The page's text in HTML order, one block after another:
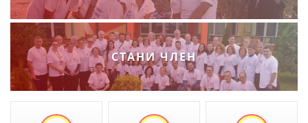
ОРГАНИЗАЦИЈА И РАЗВОЈ
РАКОВОДЕН ОДБОР
СОБРАНИЕ
СТРУКТУРА И ОРГАНИЗАЦИОНА ПОСТАВЕНОСТ
СТАНИ ЧЛЕН